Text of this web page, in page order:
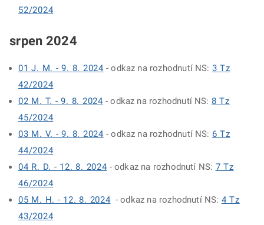
52/2024
srpen 2024
01 J. M. - 9. 8. 2024 - odkaz na rozhodnutí NS: 3 Tz
42/2024
02 M. T. - 9. 8. 2024 - odkaz na rozhodnutí NS: 8 Tz
45/2024
03 M. V. - 9. 8. 2024 - odkaz na rozhodnutí NS: 6 Tz
44/2024
04 R. D. - 12. 8. 2024 - odkaz na rozhodnutí NS: 7 Tz
46/2024
05 M. H. - 12. 8. 2024 - odkaz na rozhodnutí NS: 4 Tz
43/2024